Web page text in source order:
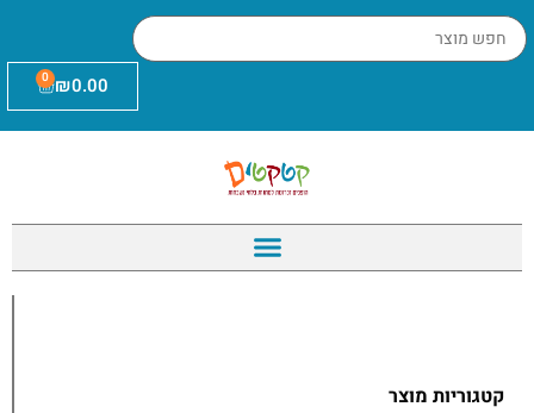
₪0.00
0
קטגוריות מוצר